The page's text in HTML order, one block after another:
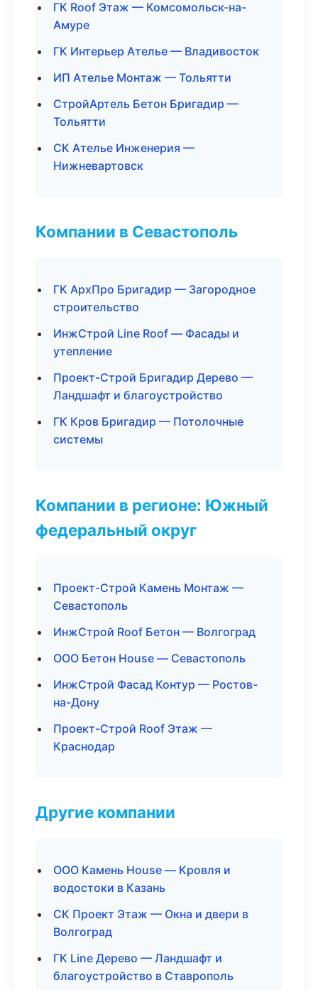
ГК Roof Этаж — Комсомольск-на-
Амуре
ГК Интерьер Ателье — Владивосток
ИП Ателье Монтаж — Тольятти
СтройАртель Бетон Бригадир —
Тольятти
СК Ателье Инженерия —
Нижневартовск
Компании в Севастополь
ГК АрхПро Бригадир — Загородное
строительство
ИнжСтрой Line Roof — Фасады и
утепление
Проект-Строй Бригадир Дерево —
Ландшафт и благоустройство
ГК Кров Бригадир — Потолочные
системы
Компании в регионе: Южный
федеральный округ
Проект-Строй Камень Монтаж —
Севастополь
ИнжСтрой Roof Бетон — Волгоград
ООО Бетон House — Севастополь
ИнжСтрой Фасад Контур — Ростов-
на-Дону
Проект-Строй Roof Этаж —
Краснодар
Другие компании
ООО Камень House — Кровля и
водостоки в Казань
СК Проект Этаж — Окна и двери в
Волгоград
ГК Line Дерево — Ландшафт и
благоустройство в Ставрополь